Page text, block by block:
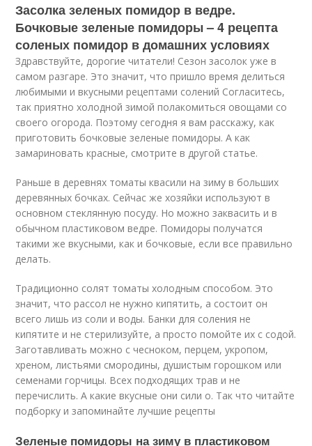
Засолка зеленых помидор в ведре.
Бочковые зеленые помидоры – 4 рецепта
соленых помидор в домашних условиях
Здравствуйте, дорогие читатели! Сезон засолок уже в
самом разгаре. Это значит, что пришло время делиться
любимыми и вкусными рецептами солений Согласитесь,
так приятно холодной зимой полакомиться овощами со
своего огорода. Поэтому сегодня я вам расскажу, как
приготовить бочковые зеленые помидоры. А как
замариновать красные, смотрите в другой статье.
Раньше в деревнях томаты квасили на зиму в больших
деревянных бочках. Сейчас же хозяйки используют в
основном стеклянную посуду. Но можно заквасить и в
обычном пластиковом ведре. Помидоры получатся
такими же вкусными, как и бочковые, если все правильно
делать.
Традиционно солят томаты холодным способом. Это
значит, что рассол не нужно кипятить, а состоит он
всего лишь из соли и воды. Банки для соления не
кипятите и не стерилизуйте, а просто помойте их с содой.
Заготавливать можно с чесноком, перцем, укропом,
хреном, листьями смородины, душистым горошком или
семенами горчицы. Всех подходящих трав и не
перечислить. А какие вкусные они сили о. Так что читайте
подборку и запоминайте лучшие рецепты
Зеленые помидоры на зиму в пластиковом